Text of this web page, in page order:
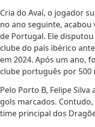
Cria do Avaí, o jogador
no ano seguinte, acabou
de Portugal. Ele
clube do país ibérico
em 2024. Após um ano,
clube português por 500
Pelo Porto B, Felipe
gols marcados.
time principal dos